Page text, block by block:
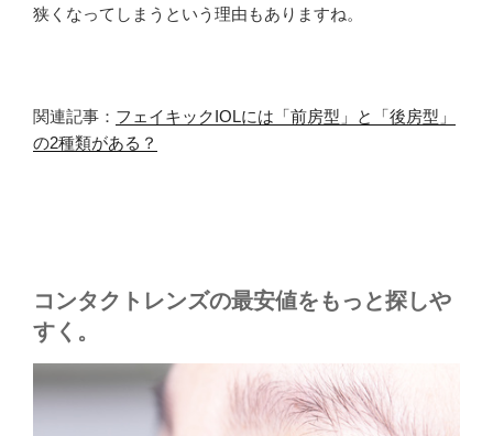
狭くなってしまうという理由もありますね。
関連記事： フェイキックIOLには「前房型」と「後房型」
の2種類がある？
コンタクトレンズの最安値をもっと探しや
すく。